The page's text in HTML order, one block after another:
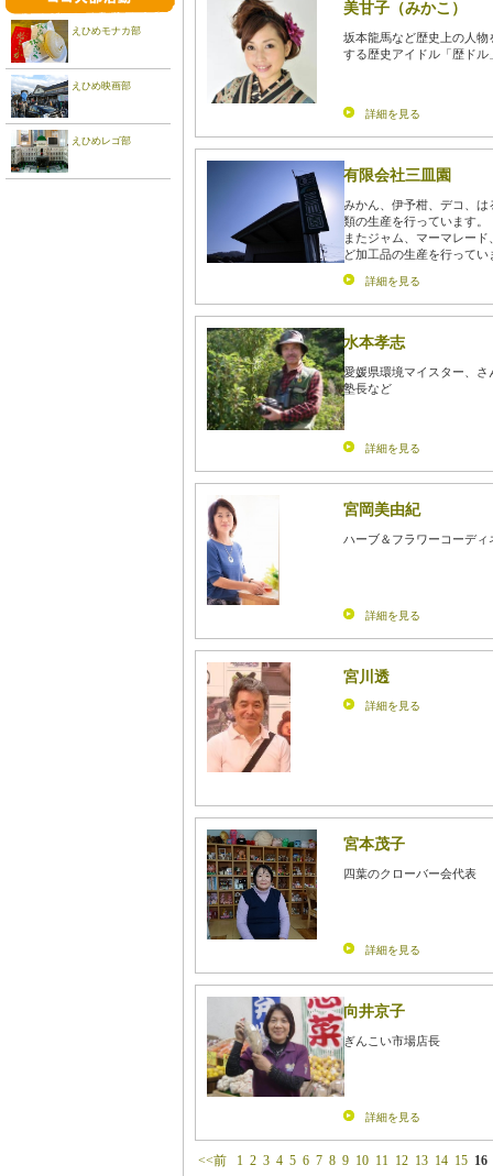
えひめモナカ部
えひめ映画部
えひめレゴ部
美甘子（みかこ）
坂本龍馬など歴史上の人物
する歴史アイドル「歴ドル
詳細を見る
有限会社三皿園
みかん、伊予柑、デコ、は
類の生産を行っています。
またジャム、マーマレード
ど加工品の生産を行ってい
詳細を見る
水本孝志
愛媛県環境マイスター、さ
塾長など
詳細を見る
宮岡美由紀
ハーブ＆フラワーコーディ
詳細を見る
宮川透
詳細を見る
宮本茂子
四葉のクローバー会代表
詳細を見る
向井京子
ぎんこい市場店長
詳細を見る
<<前 1 2 3 4 5 6 7 8 9 10 11 12 13 14 15 16